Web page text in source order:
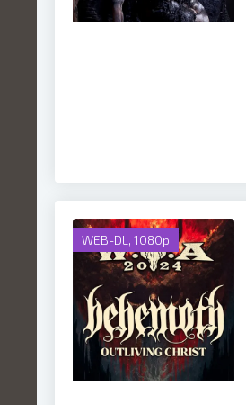
WEB-DL, 1080p